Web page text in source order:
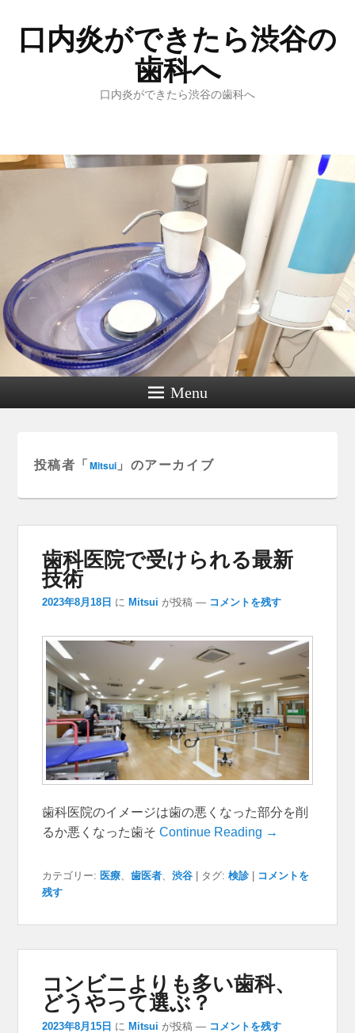
口内炎ができたら渋谷の
歯科へ
口内炎ができたら渋谷の歯科へ
Menu
投稿者「Mitsui」のアーカイブ
歯科医院で受けられる最新
技術
2023年8月18日 に Mitsui が投稿 — コメントを残す
歯科医院のイメージは歯の悪くなった部分を削
るか悪くなった歯そContinue Reading →
カテゴリー: 医療、歯医者、渋谷 タグ: 検診
コメントを
残す
コンビニよりも多い歯科、
どうやって選ぶ？
2023年8月15日 に Mitsui が投稿 — コメントを残す